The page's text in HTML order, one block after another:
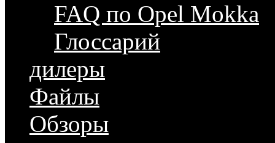
FAQ по Opel Mokka
Глоссарий
дилеры
Файлы
Обзоры